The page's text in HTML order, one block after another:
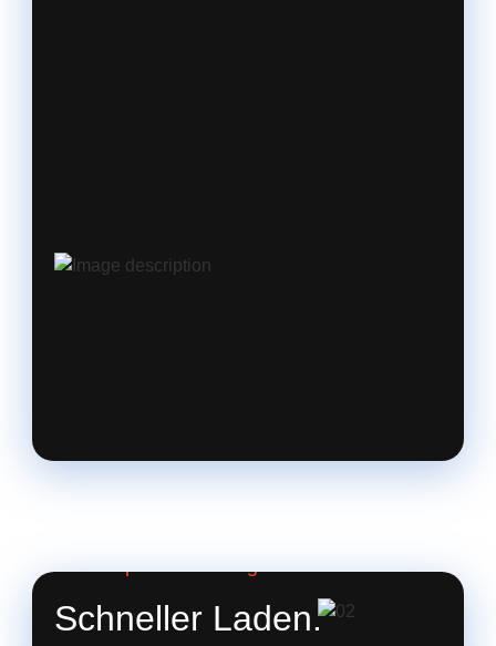
Schneller Laden.